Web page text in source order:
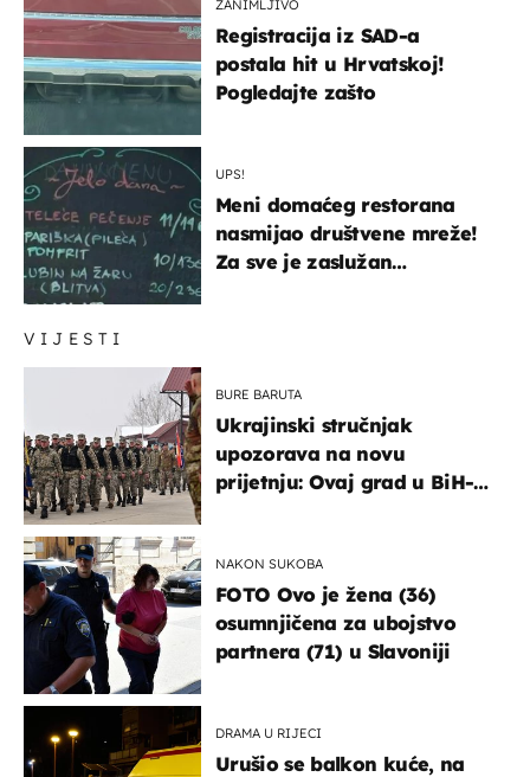
VIJESTI
BURE BARUTA
Ukrajinski stručnjak
upozorava na novu
prijetnju: Ovaj grad u BiH-u
NAKON SUKOBA
FOTO Ovo je žena (36)
osumnjičena za ubojstvo
partnera (71) u Slavoniji
DRAMA U RIJECI
Urušio se balkon kuće, na
ZANIMLJIVO
Registracija iz SAD-a
postala hit u Hrvatskoj!
Pogledajte zašto
UPS!
Meni domaćeg restorana
nasmijao društvene mreže!
Za sve je zaslužan